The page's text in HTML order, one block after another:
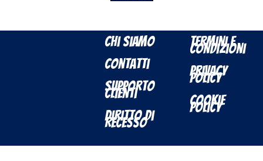
Chi Siamo
Contatti
Supporto
Clienti
Diritto di
Recesso
Termini e
Condizioni
Privacy
Policy
Cookie
Policy